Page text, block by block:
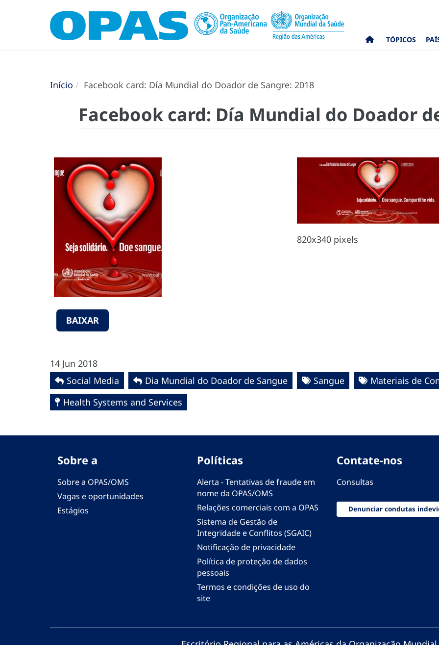
TÓPICOS
Início Facebook card: Día Mundial do Doador de Sangre: 2018
Facebook card: Día Mundial do Doador
BAIXAR
820x340 pixels
14 Jun 2018
Social Media
Dia Mundial do Doador de Sangue Sangue
Materiais de
Health Systems and Services
Sobre a
Sobre a OPAS/OMS
Vagas e oportunidades
Estágios
Políticas
Alerta - Tentativas de fraude em
nome da OPAS/OMS
Relações comerciais com a OPAS
Sistema de Gestão de
Integridade e Conflitos (SGAIC)
Notificação de privacidade
Política de proteção de dados
pessoais
Termos e condições de uso do
site
Contate-nos
Consultas
Denunciar condutas
Escritório Regional para as Américas da Organização Mundial